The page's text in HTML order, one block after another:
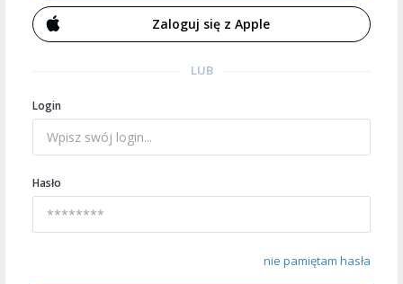
Zaloguj się z Apple
LUB
Login
Hasło
nie pamiętam hasła